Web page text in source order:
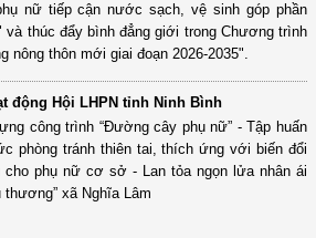
nữ tiếp cận nước sạch, vệ sinh góp phần
thúc đẩy bình đẳng giới trong Chương trình
nông thôn mới giai đoạn 2026-2035".
động Hội LHPN tỉnh Ninh Bình
công trình “Đường cây phụ nữ” - Tập huấn
phòng tránh thiên tai, thích ứng với biến đổi
cho phụ nữ cơ sở - Lan tỏa ngọn lửa nhân ái
xã Nghĩa Lâm